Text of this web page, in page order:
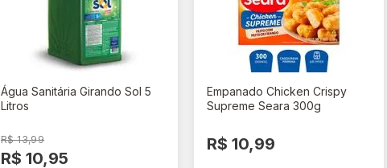
Água Sanitária Girando Sol 5
Litros
R$ 13,99
R$ 10,95
Empanado Chicken Crispy
Supreme Seara 300g
R$ 10,99